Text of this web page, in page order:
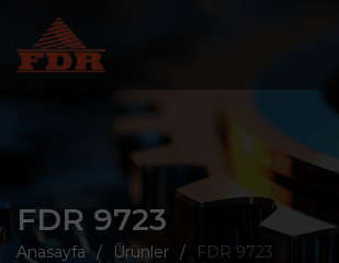
FDR 9723
Anasayfa Ürünler FDR 9723